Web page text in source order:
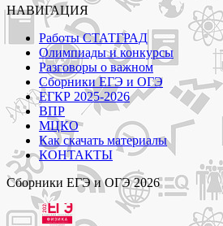
НАВИГАЦИЯ
Работы СТАТГРАД
Олимпиады и конкурсы
Разговоры о важном
Сборники ЕГЭ и ОГЭ
ЕГКР 2025-2026
ВПР
МЦКО
Как скачать материалы
КОНТАКТЫ
Сборники ЕГЭ и ОГЭ 2026